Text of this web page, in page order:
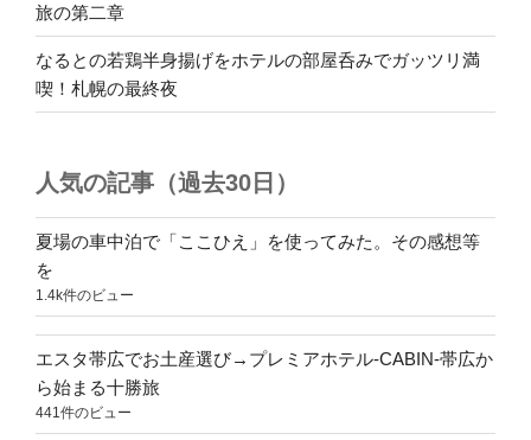
旅の第二章
なるとの若鶏半身揚げをホテルの部屋呑みでガッツリ満
喫！札幌の最終夜
人気の記事（過去30日）
夏場の車中泊で「ここひえ」を使ってみた。その感想等
を
1.4k件のビュー
エスタ帯広でお土産選び→プレミアホテル-CABIN-帯広か
ら始まる十勝旅
441件のビュー